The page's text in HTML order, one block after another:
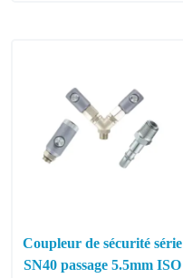
Coupleur de sécurité série
SN40 passage 5.5mm ISO